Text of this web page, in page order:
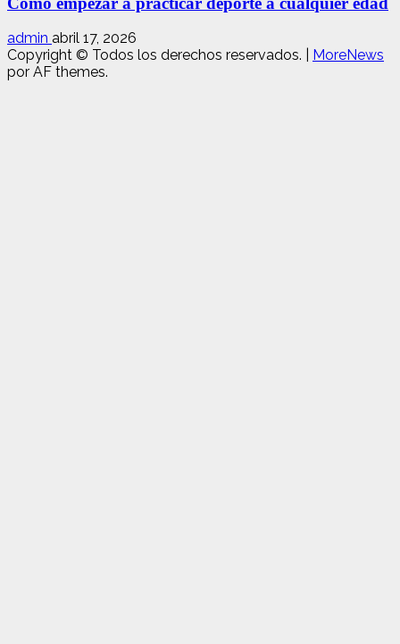
admin abril 17, 2026
Copyright © Todos los derechos reservados.
MoreNews
por AF themes.